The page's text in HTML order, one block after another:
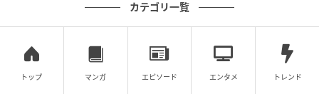
体験コーナーでは、NPO法人京都発・竹・流域環境ネ
め、子どもたちが真剣な表情で取り組む姿が微笑まし
かったです。バルーンアートや落書きコーナー、空き
カテゴリ一覧
トップ マンガ エピソード エンタメ トレンド